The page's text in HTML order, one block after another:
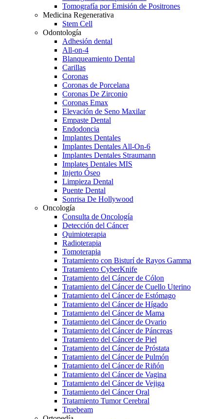
Tomografía por Emisión de Positrones
Medicina Regenerativa
Stem Cell
Odontología
Adhesión dental
All-on-4
Blanqueamiento Dental
Carillas
Coronas
Coronas de Porcelana
Coronas De Zirconio
Coronas Emax
Elevación de Seno Maxilar
Empaste Dental
Endodoncia
Implantes Dentales
Implantes Dentales All-On-6
Implantes Dentales Straumann
Implates Dentales MIS
Injerto Óseo
Limpieza Dental
Puente Dental
Sonrisa De Hollywood
Oncología
Consulta de Oncología
Detección del Cáncer
Quimioterapia
Radioterapia
Tomoterapia
Tratamiento con Bisturí de Rayos Gamma
Tratamiento CyberKnife
Tratamiento del Cáncer de Cólon
Tratamiento del Cáncer de Cuello Uterino
Tratamiento del Cáncer de Estómago
Tratamiento del Cáncer de Hígado
Tratamiento del Cáncer de Mama
Tratamiento del Cáncer de Ovario
Tratamiento del Cáncer de Páncreas
Tratamiento del Cáncer de Piel
Tratamiento del Cáncer de Próstata
Tratamiento del Cáncer de Pulmón
Tratamiento del Cáncer de Riñón
Tratamiento del Cáncer de Vagina
Tratamiento del Cáncer de Vejiga
Tratamiento del Cáncer Oral
Tratamiento Tumor Cerebral
Truebeam